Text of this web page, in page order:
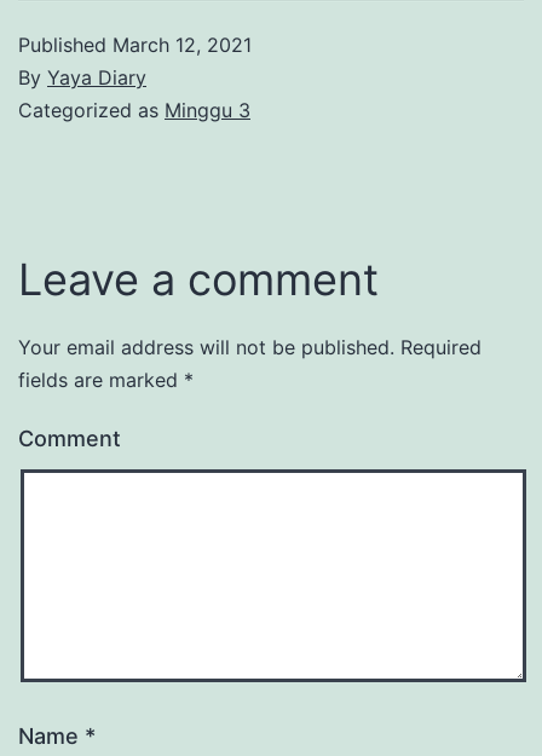
Published March 12, 2021
By Yaya Diary
Categorized as Minggu 3
Leave a comment
Your email address will not be published. Required
fields are marked *
Comment
Name *